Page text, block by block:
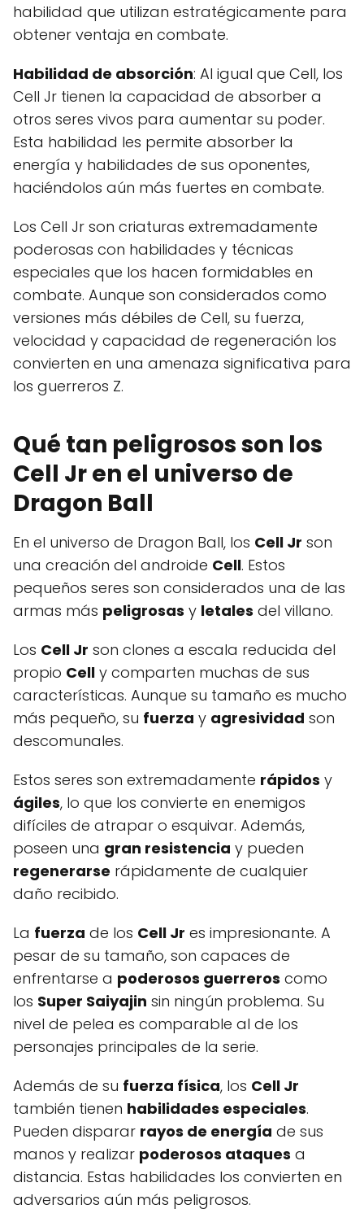
habilidad que utilizan estratégicamente para
obtener ventaja en combate.
Habilidad de absorción: Al igual que Cell, los
Cell Jr tienen la capacidad de absorber a
otros seres vivos para aumentar su poder.
Esta habilidad les permite absorber la
energía y habilidades de sus oponentes,
haciéndolos aún más fuertes en combate.
Los Cell Jr son criaturas extremadamente
poderosas con habilidades y técnicas
especiales que los hacen formidables en
combate. Aunque son considerados como
versiones más débiles de Cell, su fuerza,
velocidad y capacidad de regeneración los
convierten en una amenaza significativa para
los guerreros Z.
Qué tan peligrosos son los
Cell Jr en el universo de
Dragon Ball
En el universo de Dragon Ball, los Cell Jr son
una creación del androide Cell. Estos
pequeños seres son considerados una de las
armas más peligrosas y letales del villano.
Los Cell Jr son clones a escala reducida del
propio Cell y comparten muchas de sus
características. Aunque su tamaño es mucho
más pequeño, su fuerza y agresividad son
descomunales.
Estos seres son extremadamente rápidos y
ágiles, lo que los convierte en enemigos
difíciles de atrapar o esquivar. Además,
poseen una gran resistencia y pueden
regenerarse rápidamente de cualquier
daño recibido.
La fuerza de los Cell Jr es impresionante. A
pesar de su tamaño, son capaces de
enfrentarse a poderosos guerreros como
los Super Saiyajin sin ningún problema. Su
nivel de pelea es comparable al de los
personajes principales de la serie.
Además de su fuerza física, los Cell Jr
también tienen habilidades especiales.
Pueden disparar rayos de energía de sus
manos y realizar poderosos ataques a
distancia. Estas habilidades los convierten en
adversarios aún más peligrosos.